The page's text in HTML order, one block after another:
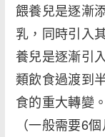
餵養兒是逐漸
乳，同時引入
養兒是逐漸引
類飲食過渡到
食的重大轉變
（一般需要6